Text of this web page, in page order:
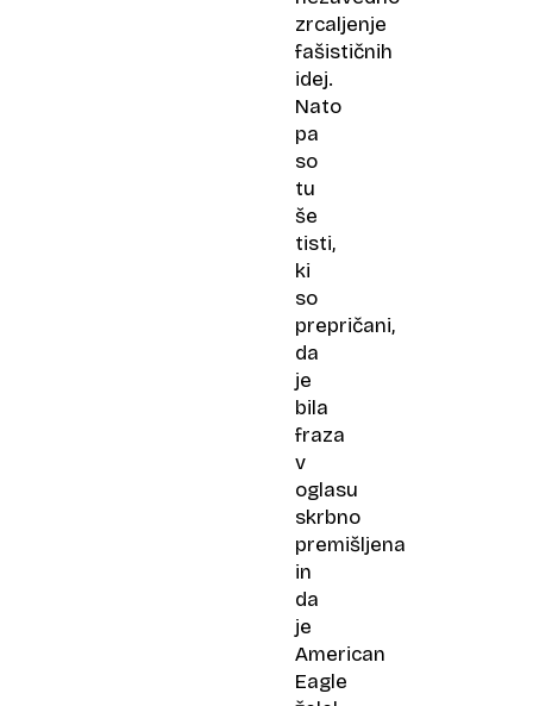
zrcaljenje
fašističnih
idej.
Nato
pa
so
tu
še
tisti,
ki
so
prepričani,
da
je
bila
fraza
v
oglasu
skrbno
premišljena
in
da
je
American
Eagle